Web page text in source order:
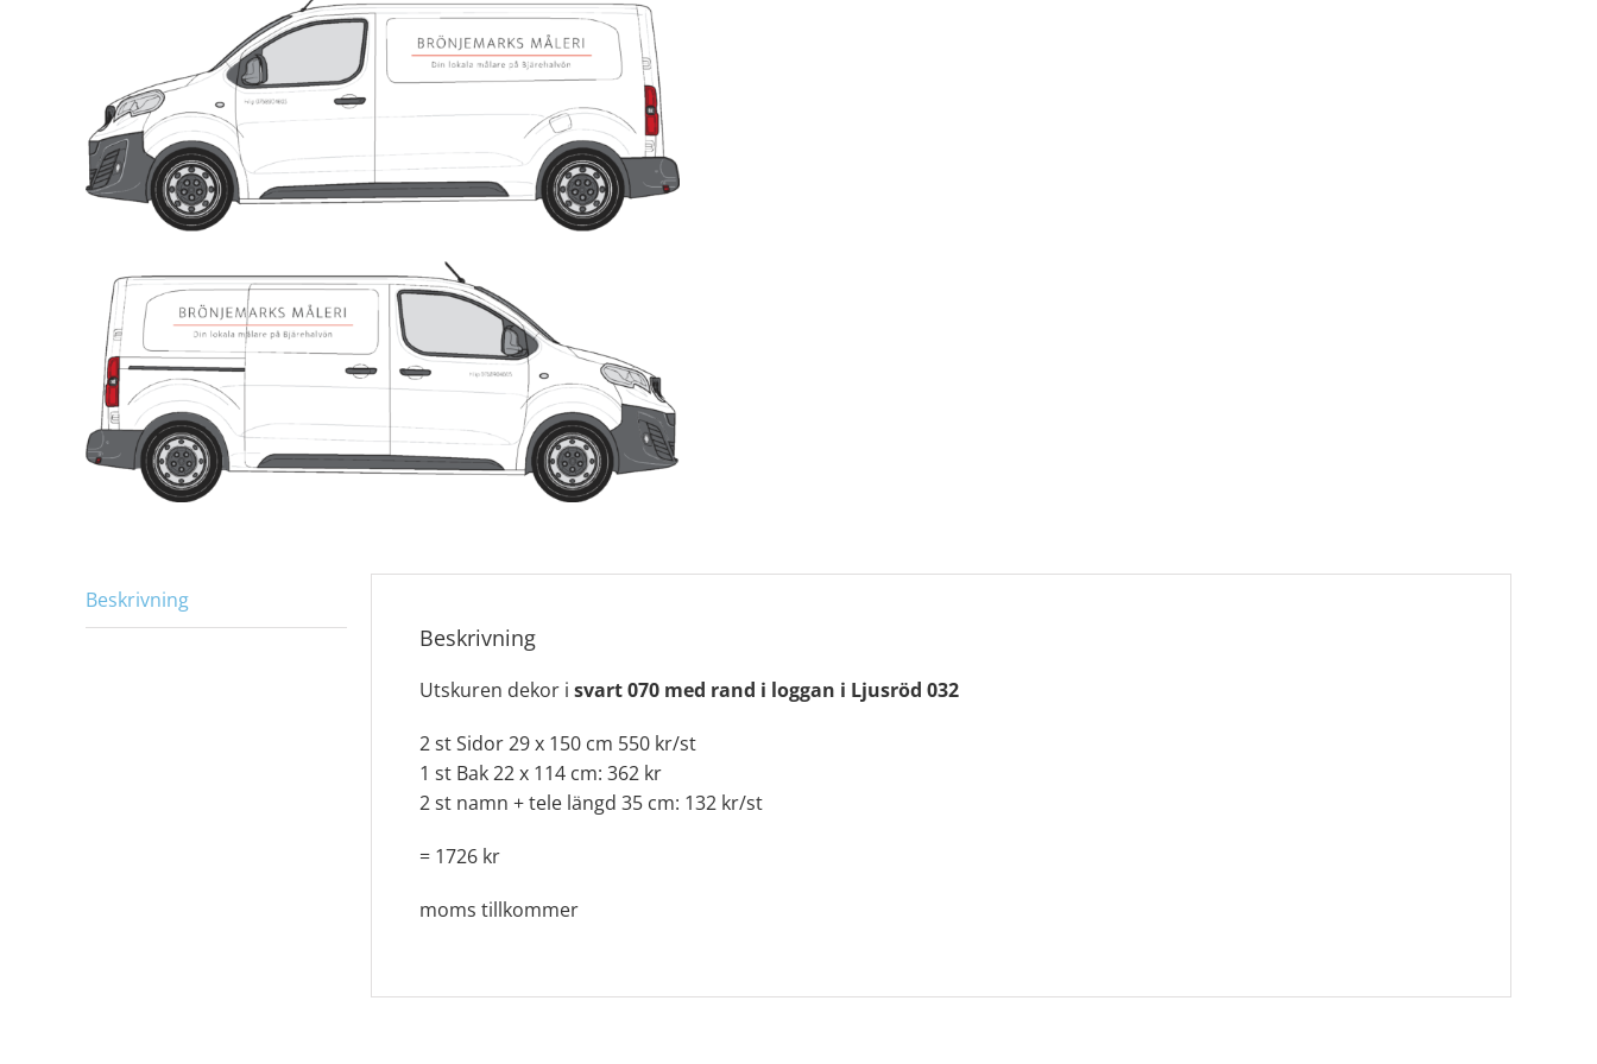
Beskrivning
Beskrivning
Utskuren dekor i svart 070 med rand i loggan i Ljusröd 032
2 st Sidor 29 x 150 cm 550 kr/st
1 st Bak 22 x 114 cm: 362 kr
2 st namn + tele längd 35 cm: 132 kr/st
= 1726 kr
moms tillkommer